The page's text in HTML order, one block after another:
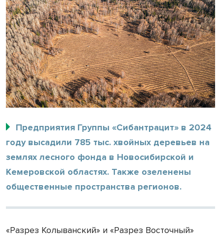
Предприятия Группы «Сибантрацит» в 2024
году высадили 785 тыс. хвойных деревьев на
землях лесного фонда в Новосибирской и
Кемеровской областях. Также озеленены
общественные пространства регионов.
«Разрез Колыванский» и «Разрез Восточный»